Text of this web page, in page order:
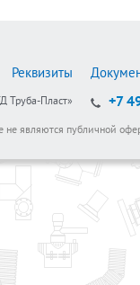
Реквизиты
Труба-Пласт» +7
не являются публичной